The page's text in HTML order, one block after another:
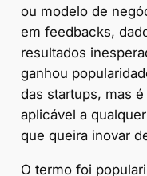
ou modelo de
em feedbacks,
resultados
ganhou
das startups, mas
aplicável a
que queira inovar
O termo foi